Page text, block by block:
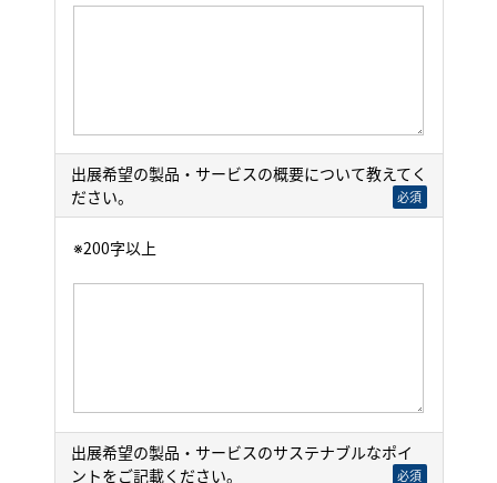
出展希望の製品・サービスの概要について教えてく
ださい。
必須
※200字以上
出展希望の製品・サービスのサステナブルなポイ
ントをご記載ください。
必須